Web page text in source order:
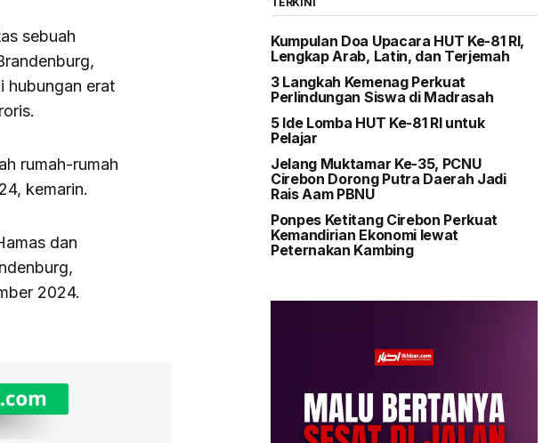
sebuah
hubungan erat
rumah-rumah
kemarin.
dan
2024.
Kumpulan Doa Upacara HUT Ke-81 RI,
Lengkap Arab, Latin, dan Terjemah
3 Langkah Kemenag Perkuat
Perlindungan Siswa di Madrasah
5 Ide Lomba HUT Ke-81 RI untuk
Pelajar
Jelang Muktamar Ke-35, PCNU
Cirebon Dorong Putra Daerah Jadi
Rais Aam PBNU
Ponpes Ketitang Cirebon Perkuat
Kemandirian Ekonomi lewat
Peternakan Kambing